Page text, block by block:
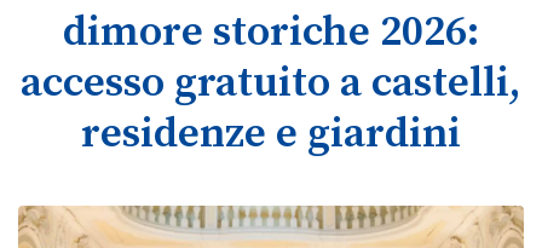
dimore storiche 2026:
accesso gratuito a castelli,
residenze e giardini